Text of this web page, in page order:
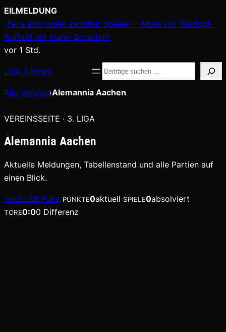
Zum
Inhalt
springen
EILMELDUNG
„Fans sind unser zwölfter Spieler“ – Mota vor Waldhof-
Auftakt mit klarer Botschaft
vor 1 Std.
Liga 3 News Suche
Alle Vereine›Alemannia Aachen
VEREINSSEITE · 3. LIGA
Alemannia Aachen
Aktuelle Meldungen, Tabellenstand und alle Partien auf
einen Blick.
TABELLE2.Platz PUNKTE0aktuell SPIELE0absolviert
TORE0:00 Differenz